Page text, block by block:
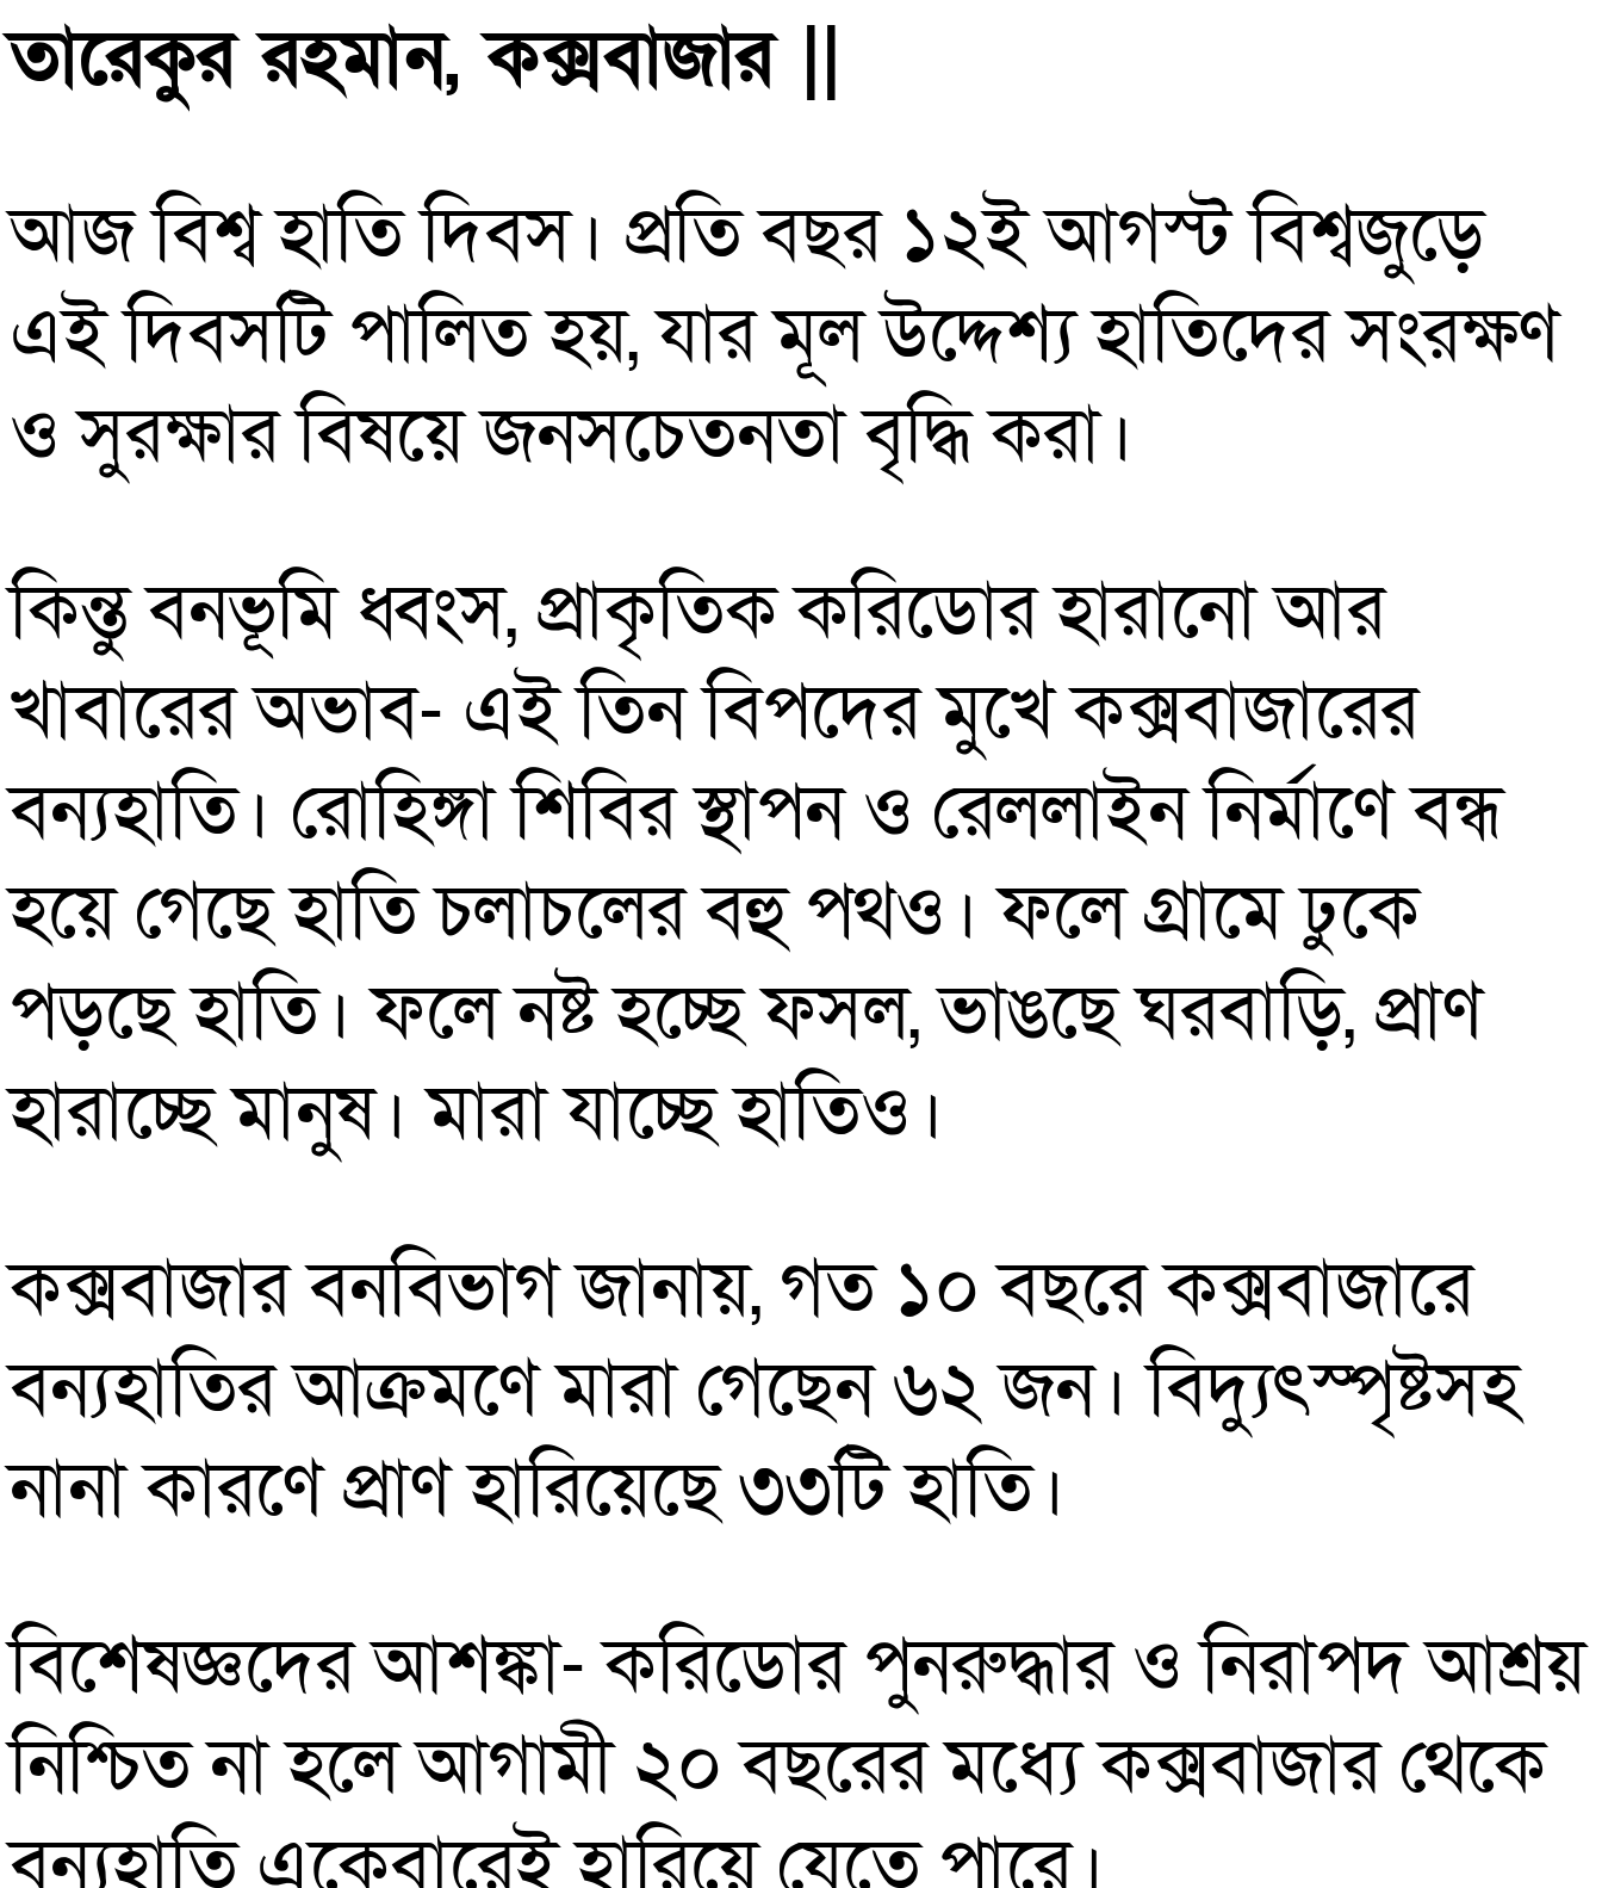
তারেকুর রহমান, কক্সবাজার ||
আজ বিশ্ব হাতি দিবস। প্রতি বছর ১২ই আগস্ট বিশ্বজুড়ে
এই দিবসটি পালিত হয়, যার মূল উদ্দেশ্য হাতিদের সংরক্ষণ
ও সুরক্ষার বিষয়ে জনসচেতনতা বৃদ্ধি করা।
কিন্তু বনভূমি ধ্বংস, প্রাকৃতিক করিডোর হারানো আর
খাবারের অভাব- এই তিন বিপদের মুখে কক্সবাজারের
বন্যহাতি। রোহিঙ্গা শিবির স্থাপন ও রেললাইন নির্মাণে বন্ধ
হয়ে গেছে হাতি চলাচলের বহু পথও। ফলে গ্রামে ঢুকে
পড়ছে হাতি। ফলে নষ্ট হচ্ছে ফসল, ভাঙছে ঘরবাড়ি, প্রাণ
হারাচ্ছে মানুষ। মারা যাচ্ছে হাতিও।
কক্সবাজার বনবিভাগ জানায়, গত ১০ বছরে কক্সবাজারে
বন্যহাতির আক্রমণে মারা গেছেন ৬২ জন। বিদ্যুৎস্পৃষ্টসহ
নানা কারণে প্রাণ হারিয়েছে ৩৩টি হাতি।
বিশেষজ্ঞদের আশঙ্কা- করিডোর পুনরুদ্ধার ও নিরাপদ আশ্রয়
নিশ্চিত না হলে আগামী ২০ বছরের মধ্যে কক্সবাজার থেকে
বন্যহাতি একেবারেই হারিয়ে যেতে পারে।